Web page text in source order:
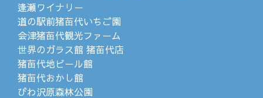
逢瀬ワイナリー
道の駅前猪苗代いちご園
会津猪苗代観光ファーム
世界のガラス館 猪苗代店
猪苗代地ビール館
猪苗代おかし館
びわ沢原森林公園